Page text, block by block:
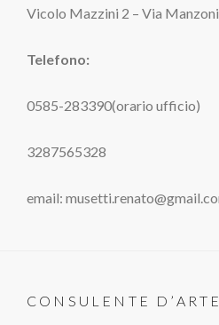
Vicolo Mazzini 2 – Via
Telefono:
0585-283390(orario ufficio)
3287565328
email:
CONSULENTE